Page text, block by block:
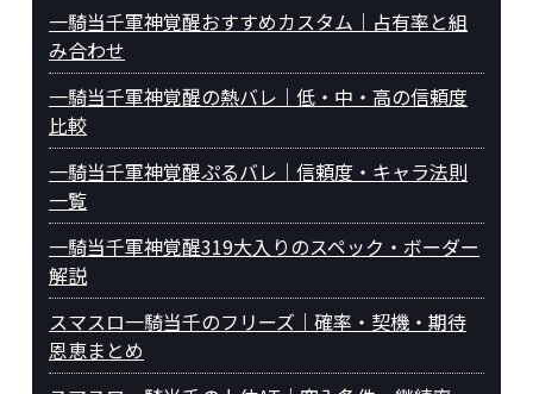
一騎当千軍神覚醒おすすめカスタム｜占有率と組
み合わせ
一騎当千軍神覚醒の熱バレ｜低・中・高の信頼度
比較
一騎当千軍神覚醒ぷるバレ｜信頼度・キャラ法則
一覧
一騎当千軍神覚醒319大入りのスペック・ボーダー
解説
スマスロ一騎当千のフリーズ｜確率・契機・期待
恩恵まとめ